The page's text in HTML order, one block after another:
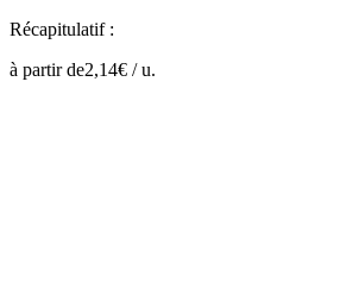
Récapitulatif :
à partir de2,14€ /u.